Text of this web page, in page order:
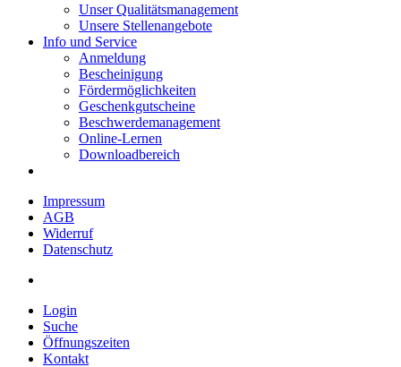
Unser Qualitätsmanagement
Unsere Stellenangebote
Info und Service
Anmeldung
Bescheinigung
Fördermöglichkeiten
Geschenkgutscheine
Beschwerdemanagement
Online-Lernen
Downloadbereich
Impressum
AGB
Widerruf
Datenschutz
Login
Suche
Öffnungszeiten
Kontakt